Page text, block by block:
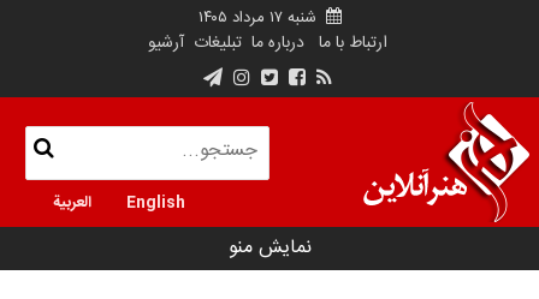
شنبه ۱۷ مرداد ۱۴۰۵
ارتباط با ما درباره ما تبلیغات آرشیو
English العربية
نمایش منو